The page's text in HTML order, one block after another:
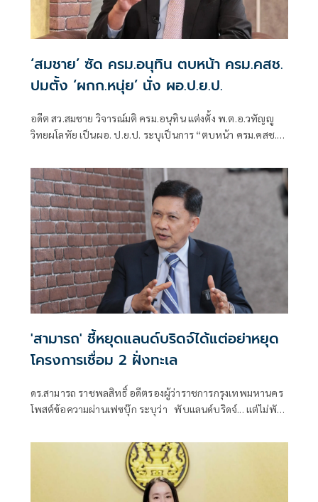
‘สมชาย’ ซัด ครม.อนุทิน ตบหน้า ครม.คสช.
ปมตั้ง ‘ผกก.หนุ่ย’ นั่ง ผอ.ป.ย.ป.
อดีต สว.สมชาย วิจารณ์มติ ครม.อนุทิน แต่งตั้ง พ.ต.อ.วทัญญู
วิทยผโลทัย เป็นผอ. ป.ย.ป. ระบุเป็นการ “ตบหน้า ครม.คสช.”
ชาติ
'สามารถ' ชี้หยุดแลนด์บริดจ์ได้แต่อย่าหยุด
โครงการเชื่อม 2 ฝั่งทะเล
ดร.สามารถ ราชพลสิทธิ์ อดีตรองผู้ว่าราชการกรุงเทพมหานคร
โพสต์ข้อความผ่านเฟซบุ๊ก ระบุว่า พับแลนด์บริดจ์... แต่ไม่พับ